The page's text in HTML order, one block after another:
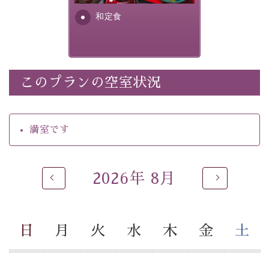
■お座敷風呂（大浴場）
温泉の成分に合わせ、防菌防カビの特殊素材の畳を使
※男性大浴場までのご移動には階段がございます。 予め
ご了承のほどお願いいたします。
貸切温泉風呂
（40分2000円）
眺望はございませんが、源泉掛け流しの温泉の質を楽し
和定食
安全を心掛けた長野県産...
このプランの空室状況
満室です
2026年 8月
日 月 火 水 木 金 土